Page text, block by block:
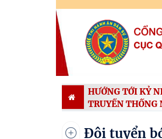
HƯỚNG TỚI KỶ
TRUYỀN THỐNG
Đội tuyển